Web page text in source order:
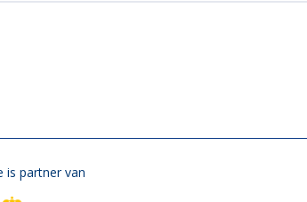
is partner van